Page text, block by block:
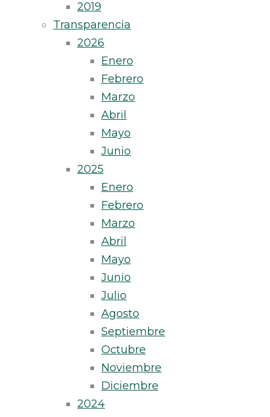
2019
Transparencia
2026
Enero
Febrero
Marzo
Abril
Mayo
Junio
2025
Enero
Febrero
Marzo
Abril
Mayo
Junio
Julio
Agosto
Septiembre
Octubre
Noviembre
Diciembre
2024